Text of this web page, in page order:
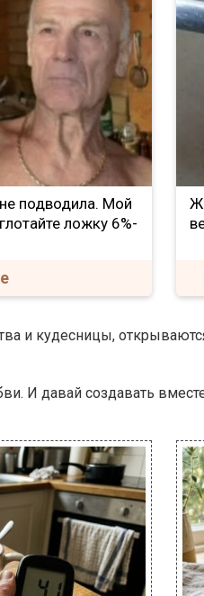
подводила. Мой
ложку 6%-
и кудесницы,
И давай создавать